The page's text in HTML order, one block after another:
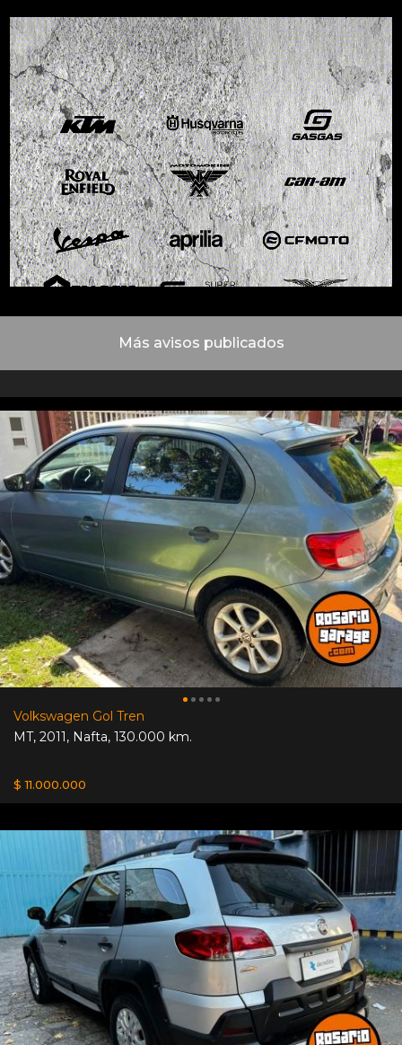
Más avisos publicados
Volkswagen Gol Tren
MT, 2011, Nafta, 130.000 km.
$ 11.000.000